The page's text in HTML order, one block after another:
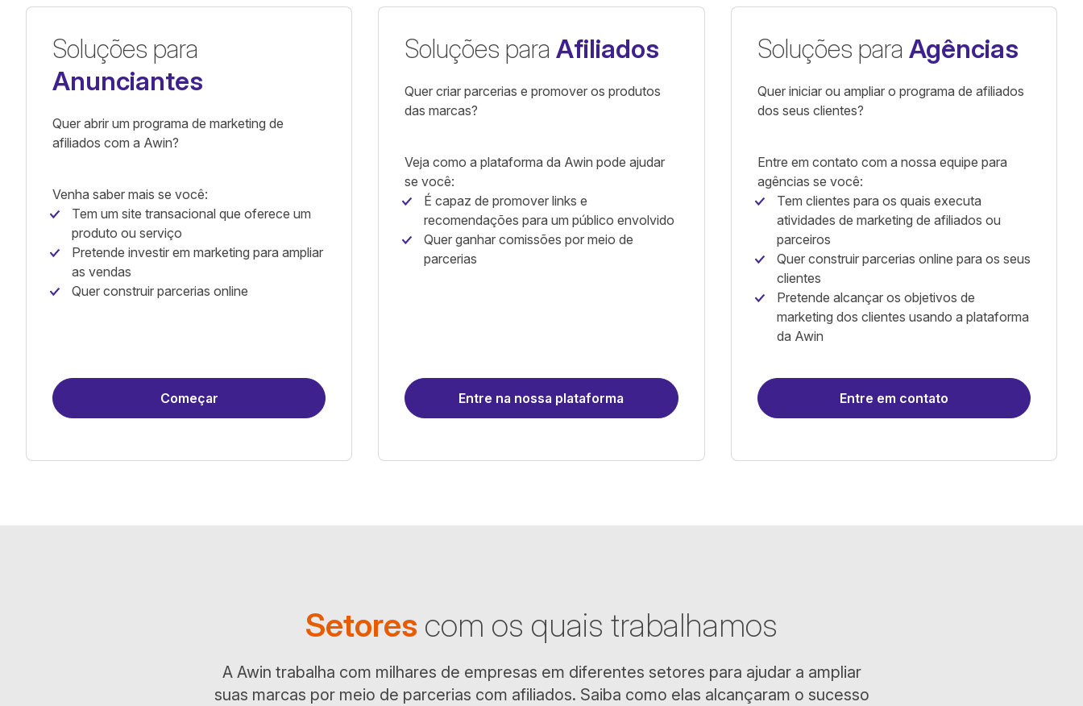
Soluções para
Anunciantes
Quer abrir um programa de marketing de
afiliados com a Awin?
Venha saber mais se você:
Tem um site transacional que oferece um
produto ou serviço
Pretende investir em marketing para ampliar
as vendas
Quer construir parcerias online
Começar
Soluções paraAfiliados
Quer criar parcerias e promover os produtos
das marcas?
Veja como a plataforma da Awin pode ajudar
se você:
É capaz de promover links e
recomendações para um público envolvido
Quer ganhar comissões por meio de
parcerias
Entre na nossa plataforma
Soluções para Agências
Quer iniciar ou ampliar o programa de afiliados
dos seus clientes?
Entre em contato com a nossa equipe para
agências se você:
Tem clientes para os quais executa
atividades de marketing de afiliados ou
parceiros
Quer construir parcerias online para os seus
clientes
Pretende alcançar os objetivos de
marketing dos clientes usando a plataforma
da Awin
Entre em contato
Setores com os quais trabalhamos
A Awin trabalha com milhares de empresas em diferentes setores para ajudar a ampliar
suas marcas por meio de parcerias com afiliados. Saiba como elas alcançaram o sucesso